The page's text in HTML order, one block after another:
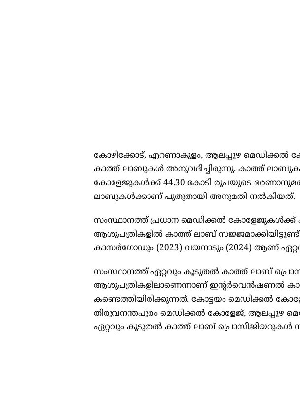
കോഴിക്കോട്, എറണാകുളം, ആലപ്പുഴ മെഡിക്കല്‍
കാത്ത് ലാബുകള്‍ അനുവദിച്ചിരുന്നു. കാത്ത്
കോളേജുകള്‍ക്ക് 44.30 കോടി രൂപയുടെ
ലാബുകള്‍ക്കാണ് പുതുതായി അനുമതി നല്‍കിയത്.
സംസ്ഥാനത്ത് പ്രധാന മെഡിക്കല്‍ കോളേജുകള്‍ക്ക്
ആശുപത്രികളില്‍ കാത്ത് ലാബ്
കാസര്‍ഗോഡും (2023) വയനാടും (2024) ആണ്
സംസ്ഥാനത്ത് ഏറ്റവും കൂടുതല്‍ കാത്ത് ലാബ്
ആശുപത്രികളിലാണെന്നാണ് ഇന്റര്‍വെന്‍ഷണല്‍
കണ്ടെത്തിയിരിക്കുന്നത്. കോട്ടയം മെഡിക്കല്‍
തിരുവനന്തപുരം മെഡിക്കല്‍ കോളേജ്, ആലപ്പുഴ
ഏറ്റവും കൂടുതല്‍ കാത്ത് ലാബ് പ്രൊസീജിയറുകള്‍